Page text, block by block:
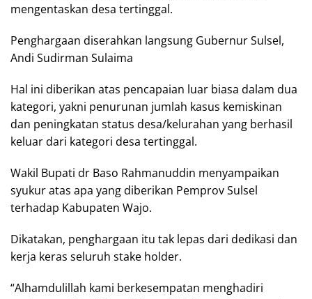
mengentaskan desa tertinggal.
Penghargaan diserahkan langsung Gubernur Sulsel,
Andi Sudirman Sulaima
Hal ini diberikan atas pencapaian luar biasa dalam dua
kategori, yakni penurunan jumlah kasus kemiskinan
dan peningkatan status desa/kelurahan yang berhasil
keluar dari kategori desa tertinggal.
Wakil Bupati dr Baso Rahmanuddin menyampaikan
syukur atas apa yang diberikan Pemprov Sulsel
terhadap Kabupaten Wajo.
Dikatakan, penghargaan itu tak lepas dari dedikasi dan
kerja keras seluruh stake holder.
“Alhamdulillah kami berkesempatan menghadiri